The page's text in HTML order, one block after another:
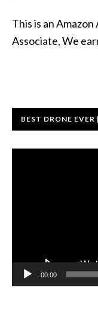
This is an
Associate, We
BEST DRONE
00:00